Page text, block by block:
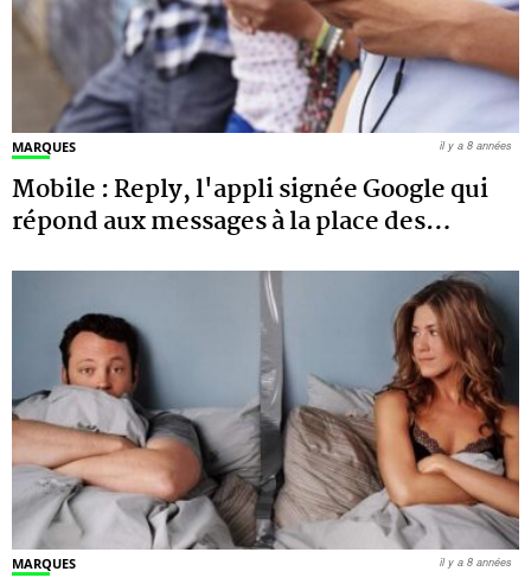
MARQUES
Mobile : Reply, l'appli signée Google qui
répond aux messages à la place des…
il y a 8 années
MARQUES il y a 8 années